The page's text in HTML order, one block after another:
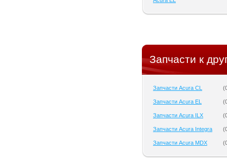
Запчасти к
Запчасти Acura CL (
Запчасти Acura EL (
Запчасти Acura ILX (
Запчасти Acura Integra (
Запчасти Acura MDX (